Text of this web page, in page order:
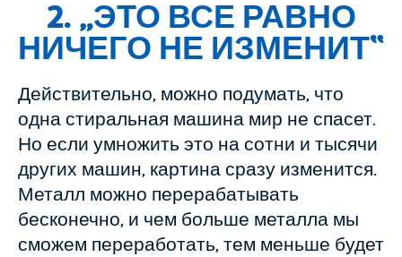
2. „ЭТО ВСЕ РАВНО
НИЧЕГО НЕ ИЗМЕНИТ“
Действительно, можно подумать, что
одна стиральная машина мир не спасет.
Но если умножить это на сотни и тысячи
других машин, картина сразу изменится.
Металл можно перерабатывать
бесконечно, и чем больше металла мы
сможем переработать, тем меньше будет